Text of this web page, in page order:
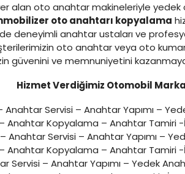
alan oto anahtar makineleriyle
oto anahtarı kopyalama
deneyimli anahtar ustaları ve
oto anahtar veya oto
güvenini ve memnuniyetini
Hizmet Verdiğimiz Otomobil
Anahtar Servisi – Anahtar Yapımı –
Anahtar Kopyalama – Anahtar Tamiri
– Anahtar Servisi – Anahtar Yapımı –
Anahtar Kopyalama – Anahtar Tamiri
Servisi – Anahtar Yapımı – Yedek